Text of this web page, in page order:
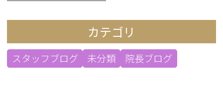
カテゴリ
スタッフブログ 未分類 院長ブログ